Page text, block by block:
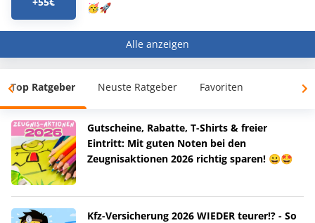
🥳🚀
Alle anzeigen
Top Ratgeber Neuste Ratgeber Favoriten
Gutscheine, Rabatte, T-Shirts & freier
Eintritt: Mit guten Noten bei den
Zeugnisaktionen 2026 richtig sparen! 😀🤩
Kfz-Versicherung 2026 WIEDER teurer!? - So